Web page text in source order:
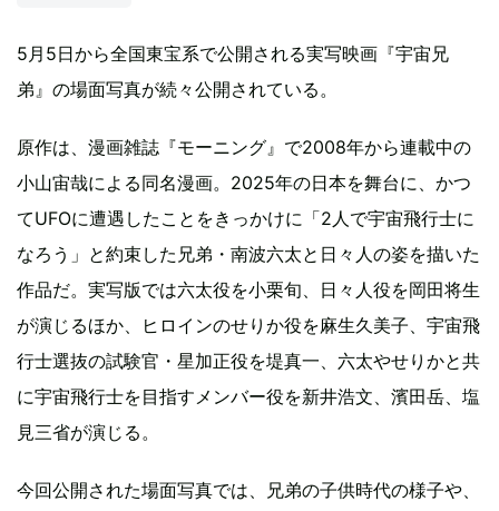
5月5日から全国東宝系で公開される実写映画『宇宙兄
弟』の場面写真が続々公開されている。
原作は、漫画雑誌『モーニング』で2008年から連載中の
小山宙哉による同名漫画。2025年の日本を舞台に、かつ
てUFOに遭遇したことをきっかけに「2人で宇宙飛行士に
なろう」と約束した兄弟・南波六太と日々人の姿を描いた
作品だ。実写版では六太役を小栗旬、日々人役を岡田将生
が演じるほか、ヒロインのせりか役を麻生久美子、宇宙飛
行士選抜の試験官・星加正役を堤真一、六太やせりかと共
に宇宙飛行士を目指すメンバー役を新井浩文、濱田岳、塩
見三省が演じる。
今回公開された場面写真では、兄弟の子供時代の様子や、